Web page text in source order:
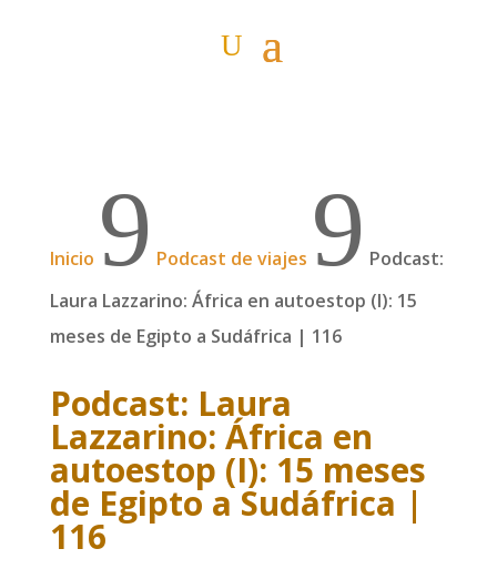
Inicio 9 Podcast de viajes 9 Podcast:
Laura Lazzarino: África en autoestop (I): 15
meses de Egipto a Sudáfrica | 116
Podcast: Laura
Lazzarino: África en
autoestop (I): 15 meses
de Egipto a Sudáfrica |
116